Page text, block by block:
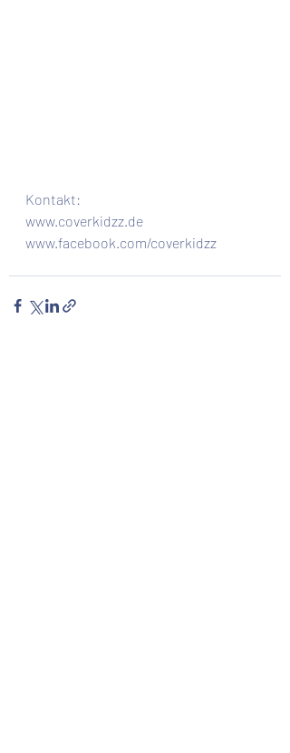
Kontakt:
www.coverkidzz.de
www.facebook.com/coverkidzz